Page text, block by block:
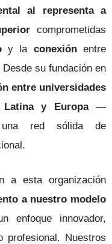
al representa a
comprometidas
y la conexiónentre
su fundación en
entre universidades
y Europa—
una red sólida de
a esta organización
a nuestro modelo
enfoque innovador,
profesional. Nuestros